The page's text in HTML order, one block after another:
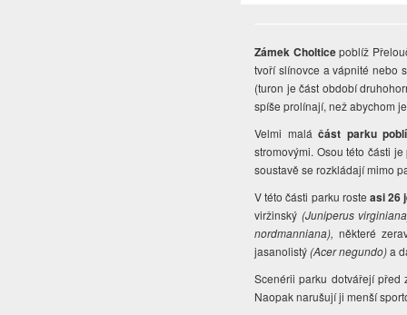
Zámek Cholticepoblíž
tvoří slínovce a vápnité nebo
(turon je část období
spíše prolínají, než abychom
Velmi maláčást parku
stromovými. Osou této části je
soustavě se rozkládají mimo
V této části parku roste asi 26
viržinský (Juniperus
nordmanniana),některé
jasanolistý(Acer negundo)a
Scenérii parku dotvářejí před
Naopak narušují ji menší